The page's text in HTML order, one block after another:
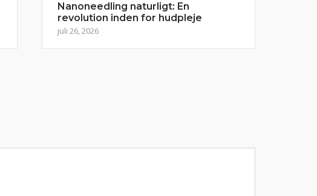
Nanoneedling naturligt: En
revolution inden for hudpleje
juli 26, 2026